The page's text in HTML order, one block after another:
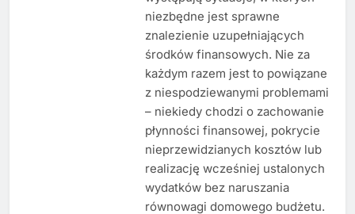
niezbędne jest sprawne
znalezienie uzupełniających
środków finansowych. Nie za
każdym razem jest to powiązane
z niespodziewanymi problemami
– niekiedy chodzi o zachowanie
płynności finansowej, pokrycie
nieprzewidzianych kosztów lub
realizację wcześniej ustalonych
wydatków bez naruszania
równowagi domowego budżetu.